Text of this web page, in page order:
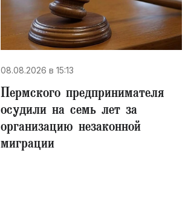
08.08.2026 в 15:13
Пермского предпринимателя
осудили на семь лет за
организацию незаконной
миграции